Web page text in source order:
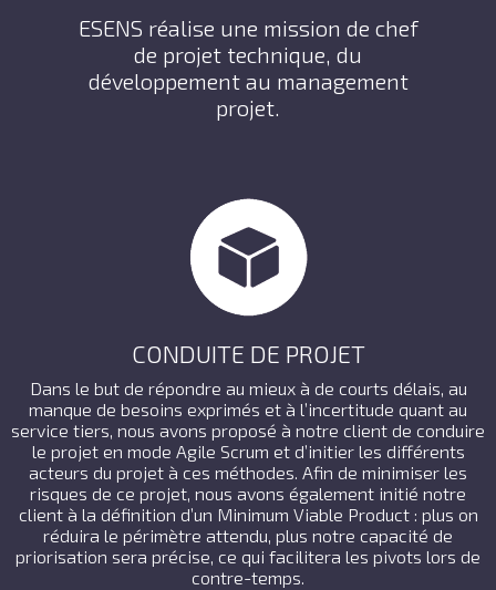
ESENS réalise une mission de chef
de projet technique, du
développement au management
projet.
CONDUITE DE PROJET
Dans le but de répondre au mieux à de courts délais, au
manque de besoins exprimés et à l’incertitude quant au
service tiers, nous avons proposé à notre client de conduire
le projet en mode Agile Scrum et d’initier les différents
acteurs du projet à ces méthodes. Afin de minimiser les
risques de ce projet, nous avons également initié notre
client à la définition d’un Minimum Viable Product : plus on
réduira le périmètre attendu, plus notre capacité de
priorisation sera précise, ce qui facilitera les pivots lors de
contre-temps.